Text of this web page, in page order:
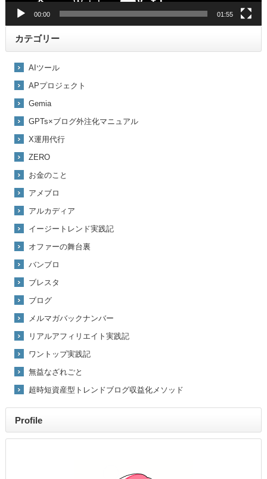
00:00 01:55
カテゴリー
AIツール
APプロジェクト
Gemia
GPTs×ブログ外注化マニュアル
X運用代行
ZERO
お金のこと
アメブロ
アルカディア
イージートレンド実践記
オファーの舞台裏
バンブロ
ブレスタ
ブログ
メルマガバックナンバー
リアルアフィリエイト実践記
ワントップ実践記
無益なざれごと
超時短資産型トレンドブログ収益化メソッド
Profile